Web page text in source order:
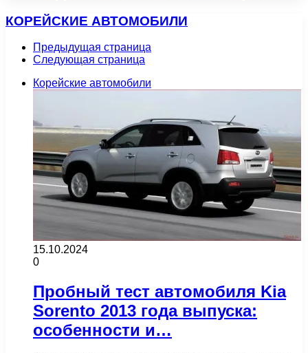
КОРЕЙСКИЕ АВТОМОБИЛИ
Предыдущая страница
Следующая страница
Корейские автомобили
15.10.2024
0
Пробный тест автомобиля Kia
Sorento 2013 года выпуска:
особенности и…